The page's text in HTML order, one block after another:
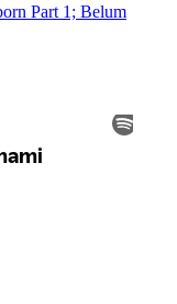
Part 1; Belum